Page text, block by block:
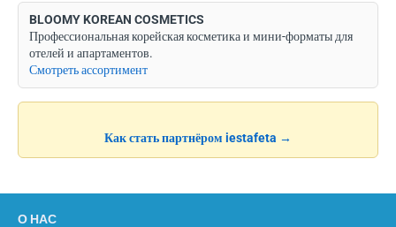
BLOOMY KOREAN COSMETICS
Профессиональная корейская косметика и мини-форматы для
отелей и апартаментов.
Смотреть ассортимент
Как стать партнёром iestafeta →
О НАС